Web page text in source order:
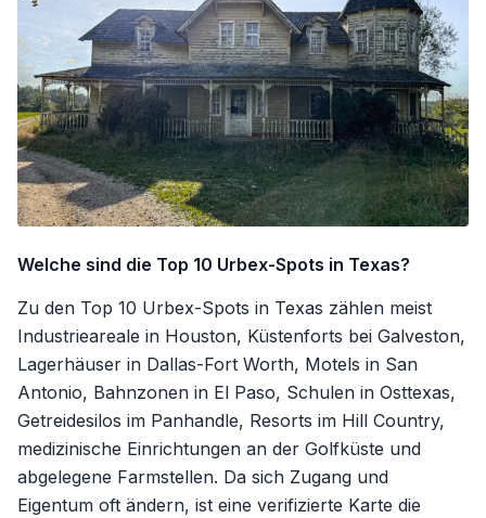
Welche sind die Top 10 Urbex-Spots in Texas?
Zu den Top 10 Urbex-Spots in Texas zählen meist
Industrieareale in Houston, Küstenforts bei Galveston,
Lagerhäuser in Dallas-Fort Worth, Motels in San
Antonio, Bahnzonen in El Paso, Schulen in Osttexas,
Getreidesilos im Panhandle, Resorts im Hill Country,
medizinische Einrichtungen an der Golfküste und
abgelegene Farmstellen. Da sich Zugang und
Eigentum oft ändern, ist eine verifizierte Karte die